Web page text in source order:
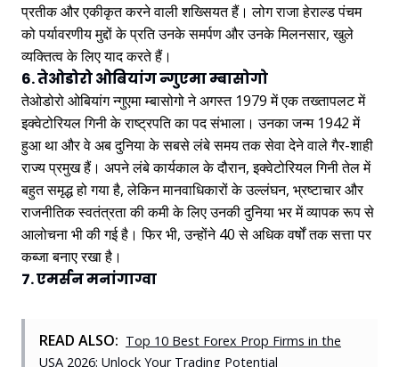
प्रतीक और एकीकृत करने वाली शख्सियत हैं। लोग राजा हेराल्ड पंचम
को पर्यावरणीय मुद्दों के प्रति उनके समर्पण और उनके मिलनसार, खुले
व्यक्तित्व के लिए याद करते हैं।
6. तेओडोरो ओबियांग न्गुएमा म्बासोगो
तेओडोरो ओबियांग न्गुएमा म्बासोगो ने अगस्त 1979 में एक तख्तापलट में
इक्वेटोरियल गिनी के राष्ट्रपति का पद संभाला। उनका जन्म 1942 में
हुआ था और वे अब दुनिया के सबसे लंबे समय तक सेवा देने वाले गैर-शाही
राज्य प्रमुख हैं। अपने लंबे कार्यकाल के दौरान, इक्वेटोरियल गिनी तेल में
बहुत समृद्ध हो गया है, लेकिन मानवाधिकारों के उल्लंघन, भ्रष्टाचार और
राजनीतिक स्वतंत्रता की कमी के लिए उनकी दुनिया भर में व्यापक रूप से
आलोचना भी की गई है। फिर भी, उन्होंने 40 से अधिक वर्षों तक सत्ता पर
कब्जा बनाए रखा है।
7. एमर्सन मनांगाग्वा
READ ALSO: Top 10 Best Forex Prop Firms in the
USA 2026: Unlock Your Trading Potential